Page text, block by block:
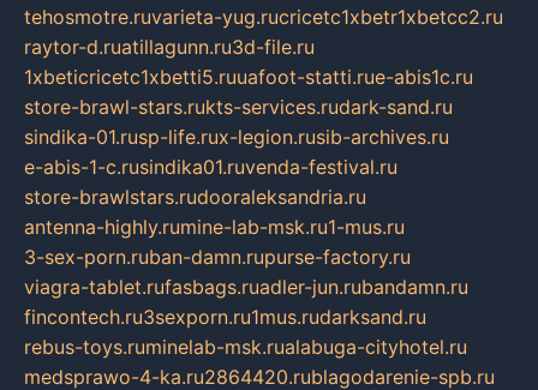
tehosmotre.ruvarieta-yug.rucricetc1xbetr1xbetcc2.ru
raytor-d.ruatillagunn.ru3d-file.ru
1xbeticricetc1xbetti5.ruuafoot-statti.rue-abis1c.ru
store-brawl-stars.rukts-services.rudark-sand.ru
sindika-01.rusp-life.rux-legion.rusib-archives.ru
e-abis-1-c.rusindika01.ruvenda-festival.ru
store-brawlstars.rudooraleksandria.ru
antenna-highly.rumine-lab-msk.ru1-mus.ru
3-sex-porn.ruban-damn.rupurse-factory.ru
viagra-tablet.rufasbags.ruadler-jun.rubandamn.ru
fincontech.ru3sexporn.ru1mus.rudarksand.ru
rebus-toys.ruminelab-msk.rualabuga-cityhotel.ru
medsprawo-4-ka.ru2864420.rublagodarenie-spb.ru